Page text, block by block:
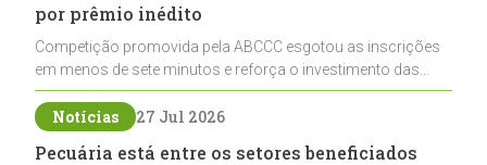
por prêmio inédito
Competição promovida pela ABCCC esgotou as inscrições
em menos de sete minutos e reforça o investimento das
cabanhas na seleção genética de Cavalos Crioulos voltados
ao laço
Notícias 27 Jul 2026
Pecuária está entre os setores beneficiados